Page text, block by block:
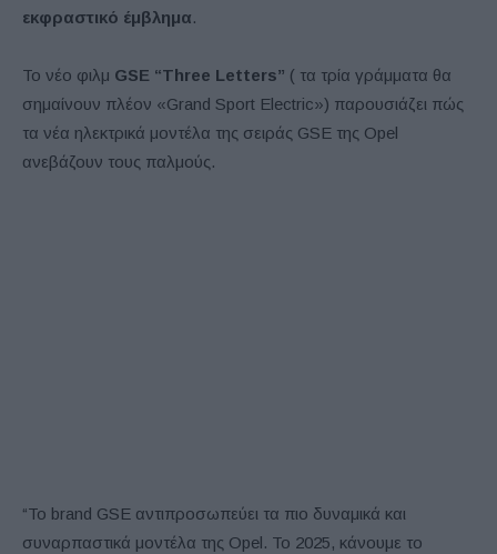
εκφραστικό έμβλημα.
Το νέο φιλμ GSE “Three Letters” ( τα τρία γράμματα θα
σημαίνουν πλέον «Grand Sport Electric») παρουσιάζει πώς
τα νέα ηλεκτρικά μοντέλα της σειράς GSE της Opel
ανεβάζουν τους παλμούς.
“Το brand GSE αντιπροσωπεύει τα πιο δυναμικά και
συναρπαστικά μοντέλα της Opel. Το 2025, κάνουμε το